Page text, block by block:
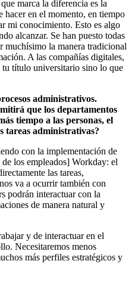
marca la diferencia es la
en el momento, en tiempo
mi conocimiento. Esto es algo
alcanzar. Se han puesto todas
muchísimo la manera tradicional
A las compañías digitales,
título universitario sino lo que
administrativos.
que los departamentos
tiempo a las personas, el
tareas administrativas?
con la implementación de
los empleados] Workday: el
las tareas,
va a ocurrir también con
podrán interactuar con la
de manera natural y
y de interactuar en el
Necesitaremos menos
más perfiles estratégicos y